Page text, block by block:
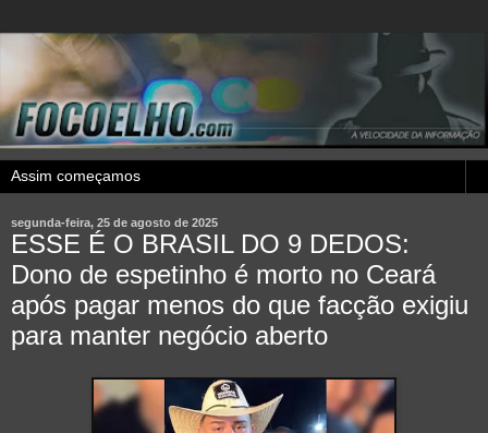
segunda-feira, 25 de agosto de 2025
ESSE É O BRASIL DO 9 DEDOS:
Dono de espetinho é morto no Ceará
após pagar menos do que facção exigiu
para manter negócio aberto